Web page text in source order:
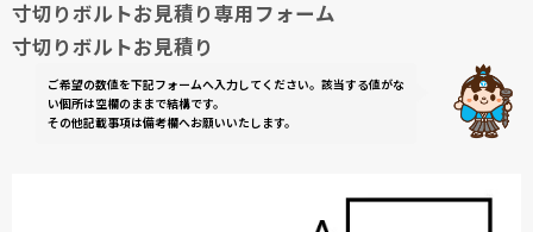
寸切りボルトお見積り専用フォーム
寸切りボルトお見積り
ご希望の数値を下記フォームへ入力してください。該当する値がな
い個所は空欄のままで結構です。
その他記載事項は備考欄へお願いいたします。